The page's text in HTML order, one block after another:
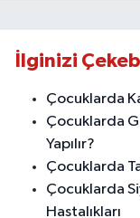
İlginizi
Çocuklarda
Çocuklarda
Yapılır?
Çocuklarda
Çocuklarda
Hastalıkları